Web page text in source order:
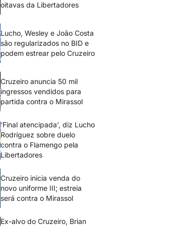
oitavas da Libertadores
Lucho, Wesley e João Costa
são regularizados no BID e
podem estrear pelo Cruzeiro
Cruzeiro anuncia 50 mil
ingressos vendidos para
partida contra o Mirassol
‘Final atencipada’, diz Lucho
Rodríguez sobre duelo
contra o Flamengo pela
Libertadores
Cruzeiro inicia venda do
novo uniforme III; estreia
será contra o Mirassol
Ex-alvo do Cruzeiro, Brian